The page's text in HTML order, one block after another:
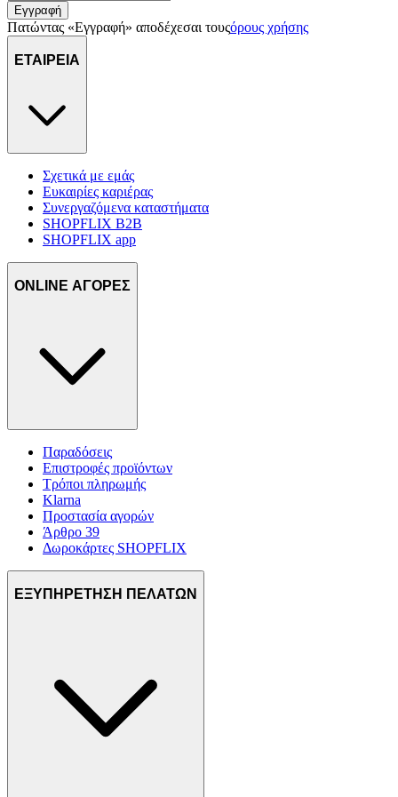
Εγγραφή
Πατώντας «Εγγραφή» αποδέχεσαι τουςόρους χρήσης
ΕΤΑΙΡΕΙΑ
Σχετικά με εμάς
Ευκαιρίες καριέρας
Συνεργαζόμενα καταστήματα
SHOPFLIX B2B
SHOPFLIX app
ONLINE ΑΓΟΡΕΣ
Παραδόσεις
Επιστροφές προϊόντων
Τρόποι πληρωμής
Klarna
Προστασία αγορών
Άρθρο 39
Δωροκάρτες SHOPFLIX
ΕΞΥΠΗΡΕΤΗΣΗ ΠΕΛΑΤΩΝ